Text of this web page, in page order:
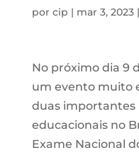
por cip | mar 3, 2023|
No próximo dia 9
um evento muito
duas importantes
educacionais no
Exame Nacional